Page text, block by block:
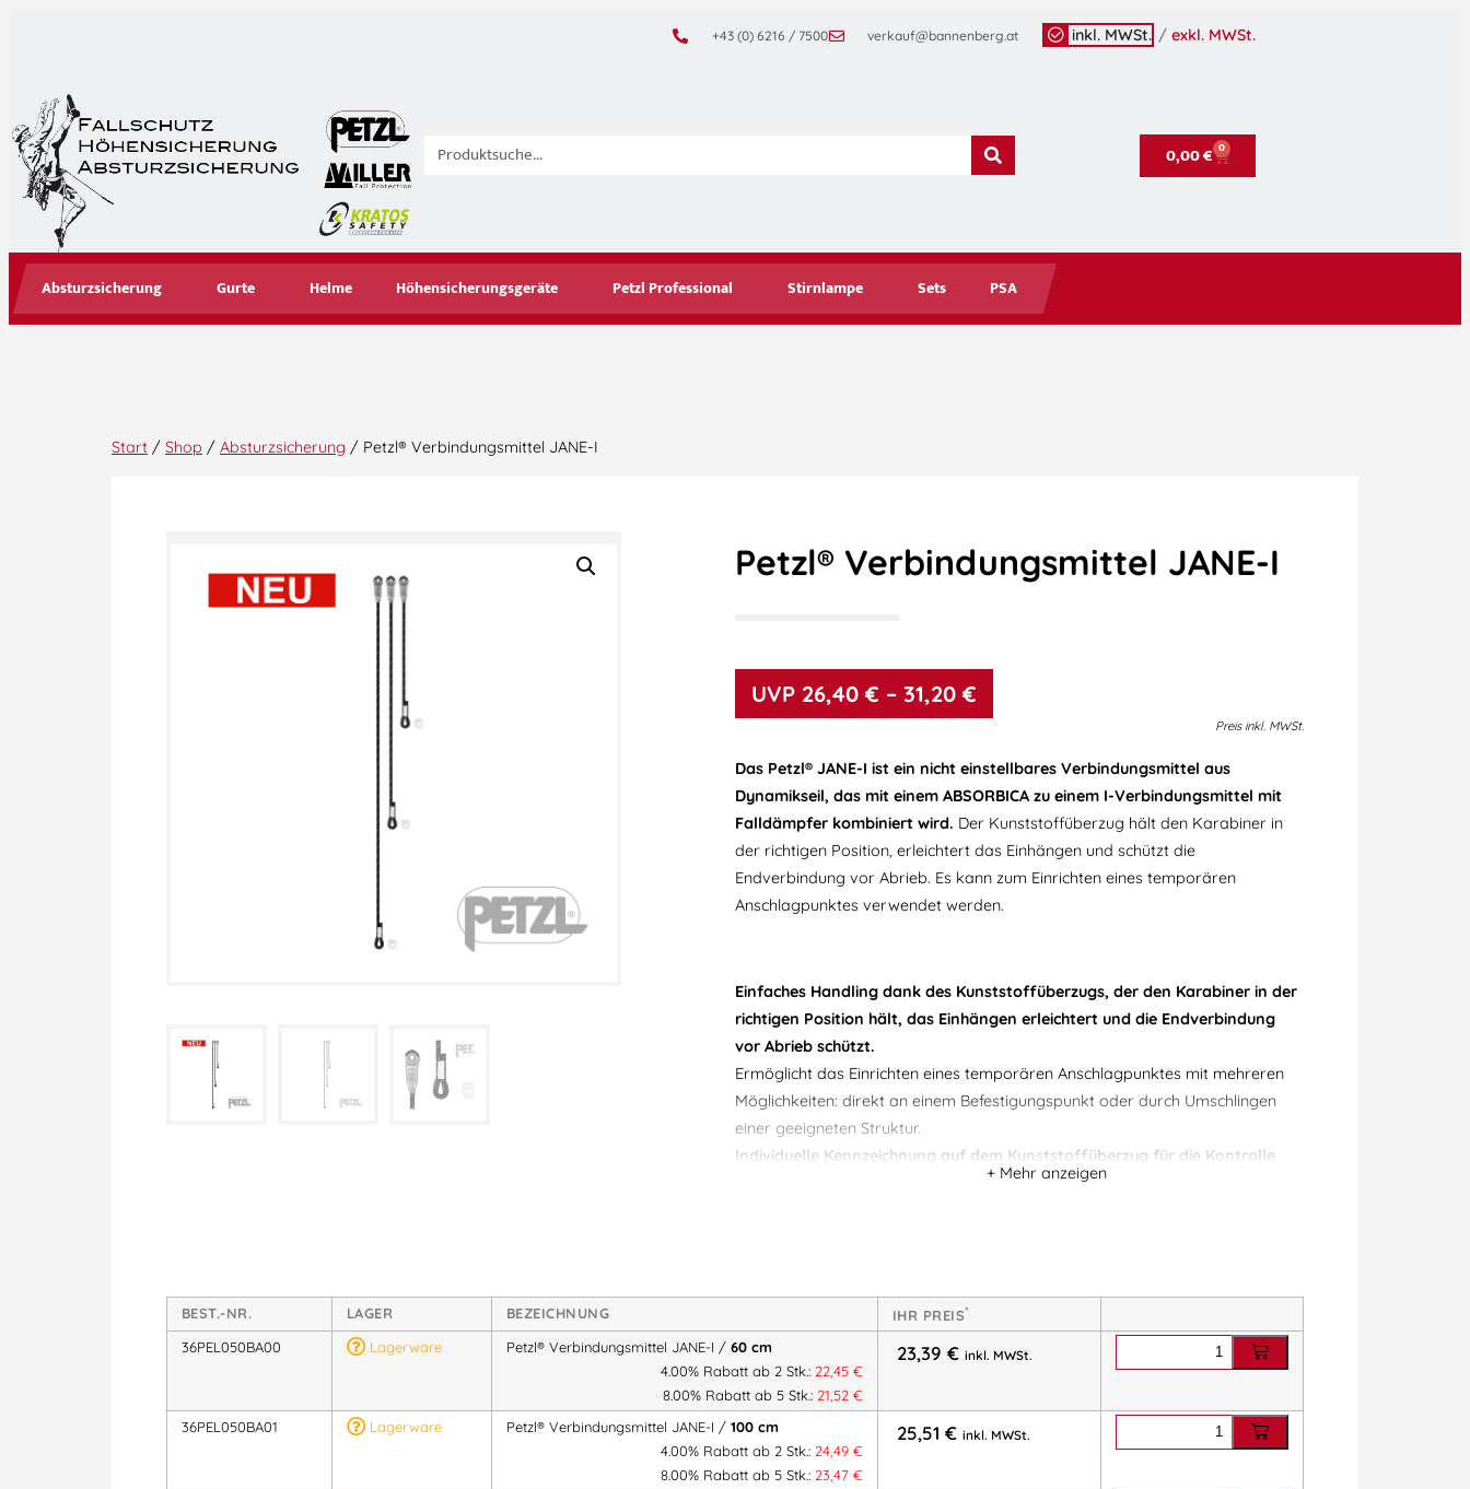
+43 (0) 6216 / 7500 verkauf@bannenberg.at inkl. MWSt. / exkl. MWSt.
0,00€ 0
Absturzsicherung Gurte Helme Höhensicherungsgeräte Petzl Professional Stirnlampe Sets PSA
Start / Shop / Absturzsicherung / Petzl® Verbindungsmittel JANE-I
Petzl® Verbindungsmittel JANE-I
26,40 € – 31,20 €
Preis inkl. MWSt.
Das Petzl® JANE-I ist ein nicht einstellbares Verbindungsmittel aus
Dynamikseil, das mit einem ABSORBICA zu einem I-Verbindungsmittel mit
Falldämpfer kombiniert wird. Der Kunststoffüberzug hält den Karabiner in
der richtigen Position, erleichtert das Einhängen und schützt die
Endverbindung vor Abrieb. Es kann zum Einrichten eines temporären
Anschlagpunktes verwendet werden.
Einfaches Handling dank des Kunststoffüberzugs, der den Karabiner in der
richtigen Position hält, das Einhängen erleichtert und die Endverbindung
vor Abrieb schützt.
Ermöglicht das Einrichten eines temporären Anschlagpunktes mit mehreren
Möglichkeiten: direkt an einem Befestigungspunkt oder durch Umschlingen
einer geeigneten Struktur.
Individuelle Kennzeichnung auf dem Kunststoffüberzug für die Kontrolle
des Produkts während der gesamten Lebensdauer.
Verbindungsmittel und Falldämpfer,Petzl Professional,Petzl®
Verbindungsmittel und Falldämpfer
BEST.-NR. LAGER BEZEICHNUNG IHR PREIS*
36PEL050BA00 Lagerware Petzl® Verbindungsmittel JANE-I / 60 cm
4.00% Rabatt ab 2 Stk.:22,45€
8.00% Rabatt ab 5 Stk.:21,52€
23,39 € inkl. MWSt.
36PEL050BA01 Lagerware Petzl® Verbindungsmittel JANE-I / 100 cm
4.00% Rabatt ab 2 Stk.:24,49€
8.00% Rabatt ab 5 Stk.:23,47€
25,51 € inkl. MWSt.